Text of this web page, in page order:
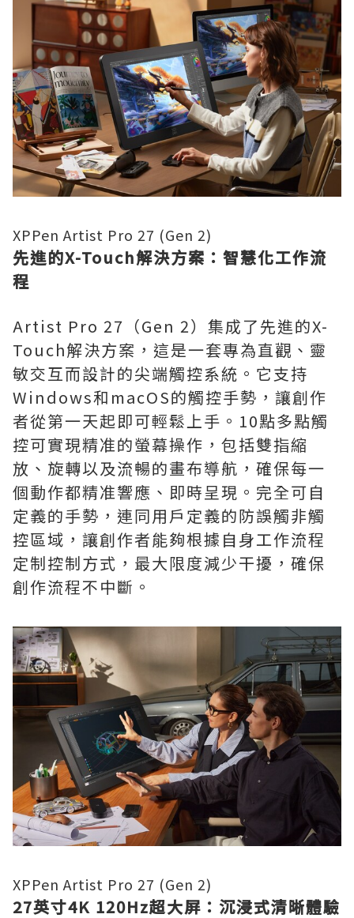
XPPen Artist Pro 27 (Gen 2)
先進的X-Touch解決方案：智慧化工作流
程
Artist Pro 27（Gen 2）集成了先進的X-
Touch解決方案，這是一套專為直觀、靈
敏交互而設計的尖端觸控系統。它支持
Windows和macOS的觸控手勢，讓創作
者從第一天起即可輕鬆上手。10點多點觸
控可實現精准的螢幕操作，包括雙指縮
放、旋轉以及流暢的畫布導航，確保每一
個動作都精准響應、即時呈現。完全可自
定義的手勢，連同用戶定義的防誤觸非觸
控區域，讓創作者能夠根據自身工作流程
定制控制方式，最大限度減少干擾，確保
創作流程不中斷。
XPPen Artist Pro 27 (Gen 2)
27英寸4K 120Hz超大屏：沉浸式清晰體驗